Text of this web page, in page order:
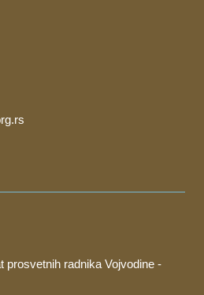
radnika Vojvodine -